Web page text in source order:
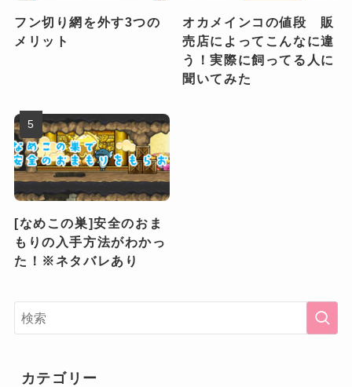
フン切り網を外す3つの
メリット
オカメインコの値段 販
売店によってこんなに違
う！実際に飼ってる人に
聞いてみた
[なめこの巣]安全のおま
もりの入手方法がわかっ
た！※ネタバレあり
カテゴリー